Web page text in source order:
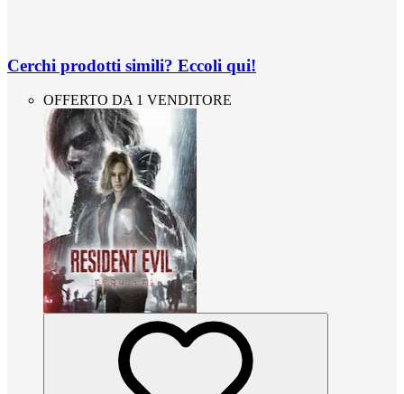
Cerchi prodotti simili? Eccoli qui!
OFFERTO DA 1 VENDITORE